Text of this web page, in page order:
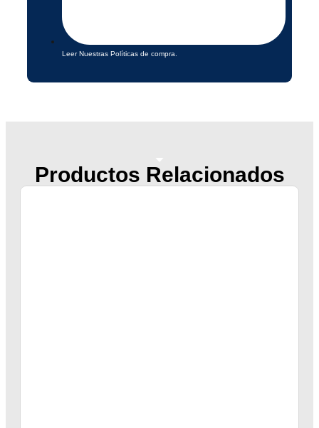
Leer Nuestras Políticas de compra.
Productos Relacionados